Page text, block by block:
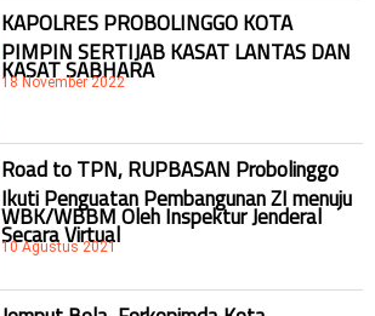
KAPOLRES PROBOLINGGO KOTA
PIMPIN SERTIJAB KASAT LANTAS DAN
KASAT SABHARA
18 November 2022
Road to TPN, RUPBASAN Probolinggo
Ikuti Penguatan Pembangunan ZI menuju
WBK/WBBM Oleh Inspektur Jenderal
Secara Virtual
10 Agustus 2021